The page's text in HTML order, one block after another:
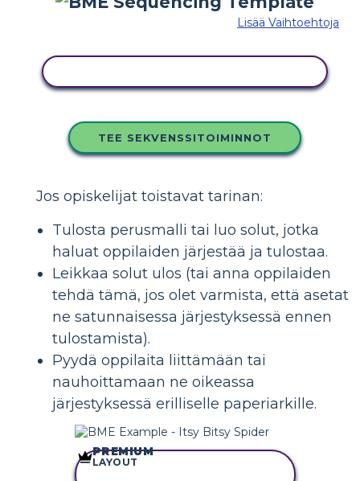
Lisää Vaihtoehtoja
TEE SEKVENSSITOIMINNOT
Jos opiskelijat toistavat tarinan:
Tulosta perusmalli tai luo solut, jotka
haluat oppilaiden järjestää ja tulostaa.
Leikkaa solut ulos (tai anna oppilaiden
tehdä tämä, jos olet varmista, että asetat
ne satunnaisessa järjestyksessä ennen
tulostamista).
Pyydä oppilaita liittämään tai
nauhoittamaan ne oikeassa
järjestyksessä erilliselle paperiarkille.
KOPIOI TÄMÄ
PREMIUM
LAYOUT